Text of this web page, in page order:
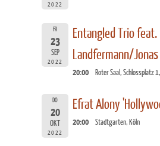
2022
FR
23
SEP
2022
Entangled Trio
Landfermann/
20:00 Roter Saal, Schlossplatz
DO
20
OKT
2022
Efrat Alony
20:00 Stadtgarten, Köln